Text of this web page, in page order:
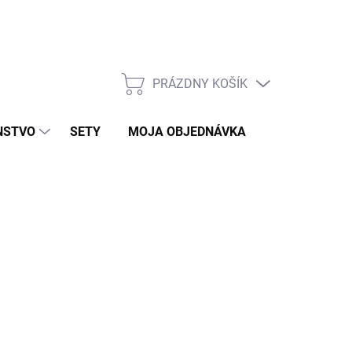
NÁKUPNÝ
PRÁZDNY KOŠÍK
SETY MOJA OBJEDNÁVKA